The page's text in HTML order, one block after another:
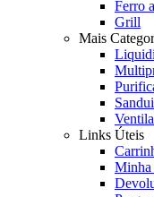
Ferro
Grill
Mais
Links Úteis
Minha